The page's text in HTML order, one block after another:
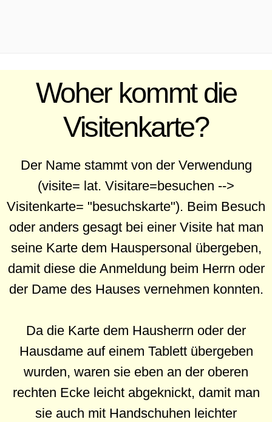
Woher kommt die
Visitenkarte?
Der Name stammt von der Verwendung
(visite= lat. Visitare=besuchen -->
Visitenkarte= "besuchskarte"). Beim Besuch
oder anders gesagt bei einer Visite hat man
seine Karte dem Hauspersonal übergeben,
damit diese die Anmeldung beim Herrn oder
der Dame des Hauses vernehmen konnten.
Da die Karte dem Hausherrn oder der
Hausdame auf einem Tablett übergeben
wurden, waren sie eben an der oberen
rechten Ecke leicht abgeknickt, damit man
sie auch mit Handschuhen leichter